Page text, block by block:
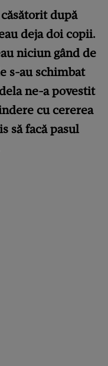
după
deja doi copii.
niciun gând de
s-au schimbat
ne-a povestit
cu cererea
să facă pasul